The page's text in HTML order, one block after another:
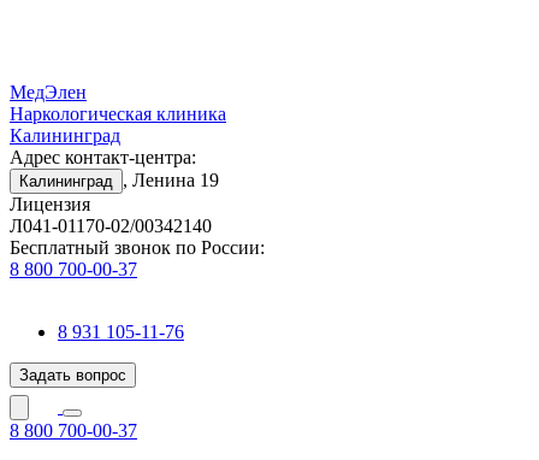
МедЭлен
Наркологическая клиника
Калининград
Адрес контакт-центра:
Калининград , Ленина 19
Лицензия
Л041-01170-02/00342140
Бесплатный звонок по России:
8 800 700-00-37
8 931 105-11-76
Задать вопрос
8 800 700-00-37